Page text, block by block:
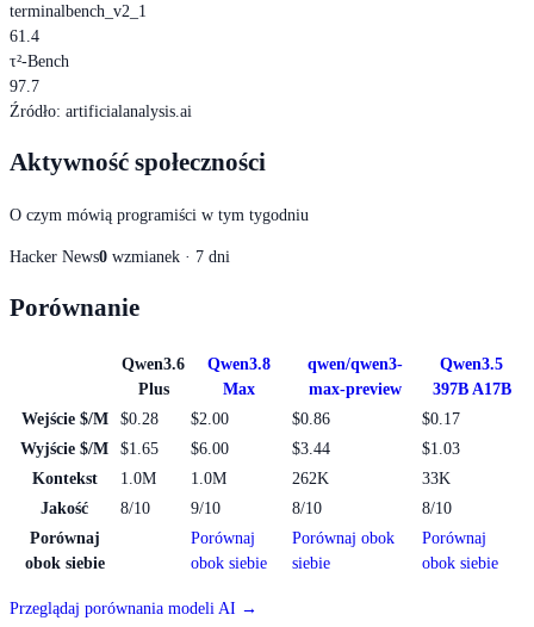
terminalbench_v2_1
61.4
τ²-Bench
97.7
Źródło: artificialanalysis.ai
Aktywność społeczności
O czym mówią programiści w tym tygodniu
Hacker News0 wzmianek · 7 dni
Porównanie
Qwen3.6
Plus
Qwen3.8
Max
qwen/qwen3-
max-preview
Qwen3.5
397B A17B
Wejście $/M
$0.28 $2.00 $0.86
$0.17
Wyjście $/M
$1.65 $6.00 $3.44
$1.03
Kontekst
1.0M 1.0M 262K
33K
Jakość
8/10 9/10 8/10
8/10
Porównaj
obok siebie
Porównaj
obok siebie
Porównaj obok
siebie
Porównaj
obok siebie
Przeglądaj porównania modeli AI →